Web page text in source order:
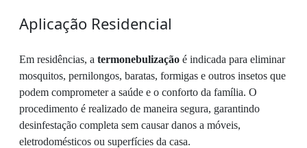
Aplicação Residencial
Em residências, a termonebulização é indicada para eliminar
mosquitos, pernilongos, baratas, formigas e outros insetos que
podem comprometer a saúde e o conforto da família. O
procedimento é realizado de maneira segura, garantindo
desinfestação completa sem causar danos a móveis,
eletrodomésticos ou superfícies da casa.